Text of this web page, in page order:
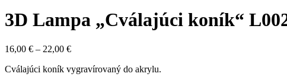
3D Lampa „Cválajúci koník“
16,00 € – 22,00 €Price
16,00 €
Cválajúci koník vygravírovaný do akrylu.